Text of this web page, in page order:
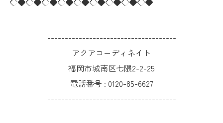
-------------------------------------
アクアコーディネイト
福岡市城南区七隈2-2-25
電話番号 : 0120-85-6627
-------------------------------------